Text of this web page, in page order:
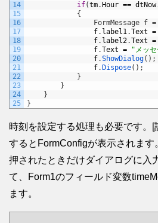
14
15
16
17
18
19
20
21
22
23
24
25
if(tm. Hour == dtNow
{
FormMessage f = new
f. label1.Text =
f. label2.Text =
f.Text = "メッ
f.ShowDialog( ) ;
f. Dispose( ) ;
}
}
}
}
時刻を設定する処理も必要です。[
するとFormConfigが表示されます
押されたときだけダイアログに入
て、Form1のフィールド変数
ます。